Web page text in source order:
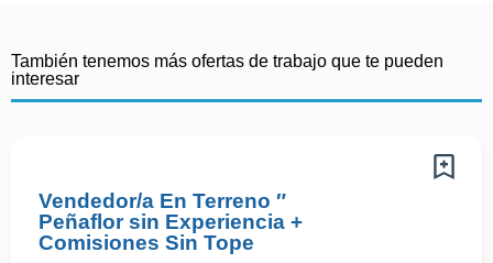
También tenemos más ofertas de trabajo que te pueden
interesar
Vendedor/a En Terreno ″
Peñaflor sin Experiencia +
Comisiones Sin Tope